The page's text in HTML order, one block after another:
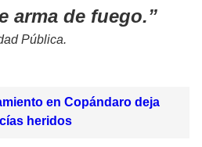
arma de fuego.
Pública.
en Copándaro deja
heridos